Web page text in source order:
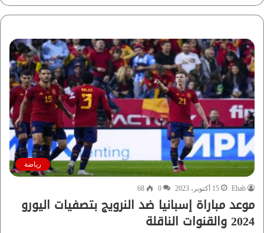
رياضة
Ehab 15 أكتوبر، 2023 0
68
موعد مباراة إسبانيا ضد النرويج بتصفيات اليورو
2024 والقنوات الناقلة